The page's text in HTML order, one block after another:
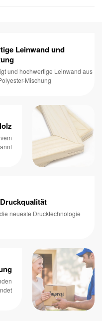
Leinwand und
und hochwertige Leinwand aus
Mischung
neueste Drucktechnologie